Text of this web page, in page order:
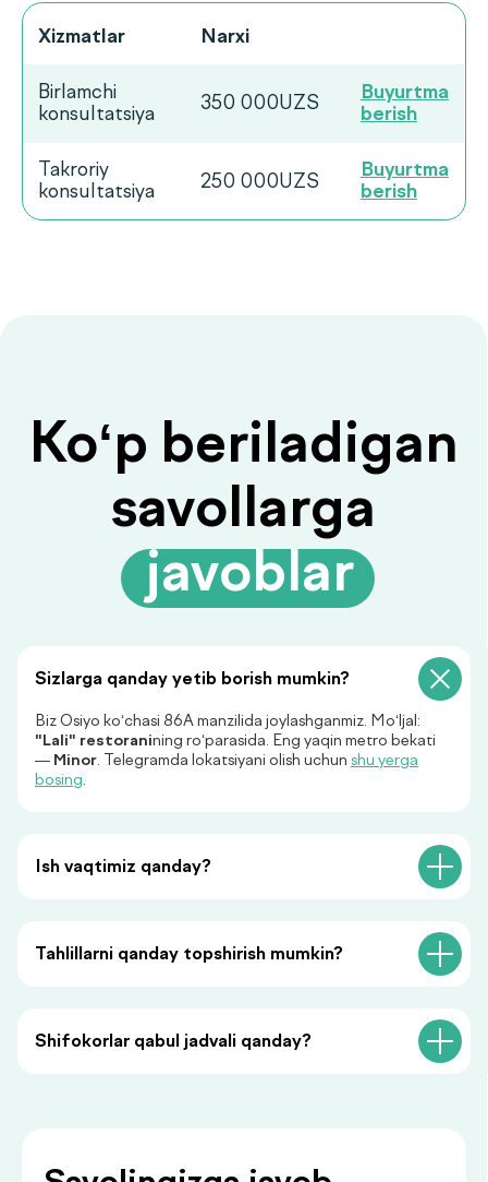
Sizlarga qanday yetib borish mumkin?
Biz Osiyo ko‘chasi 86A manzilida joylashganmiz. Mo‘ljal:
"Lali" restoranining ro‘parasida. Eng yaqin metro bekati
— Minor. Telegramda lokatsiyani olish uchun shu yerga
bosing.
Ish vaqtimiz qanday?
Tahlillarni qanday topshirish mumkin?
Shifokorlar qabul jadvali qanday?
Savolingizga javob
topilmadimi?
Ariza qoldiring, biz sizga
javob beramiz!
Menga qo‘ng‘iroq qiling
«Menga qo‘ng‘iroq qiling» tugmasini bosish orqali siz
shaxsiy ma’lumotlaringizni qayta ishlashga rozilik
Siz bilan foydali